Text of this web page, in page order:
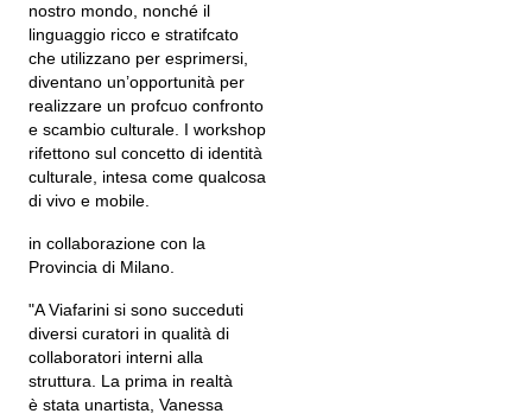
nostro mondo, nonché il
linguaggio ricco e stratifcato
che utilizzano per esprimersi,
diventano un’opportunità per
realizzare un profcuo confronto
e scambio culturale. I workshop
rifettono sul concetto di identità
culturale, intesa come qualcosa
di vivo e mobile.
in collaborazione con la
Provincia di Milano.
"A Viafarini si sono succeduti
diversi curatori in qualità di
collaboratori interni alla
struttura. La prima in realtà
è stata unartista, Vanessa